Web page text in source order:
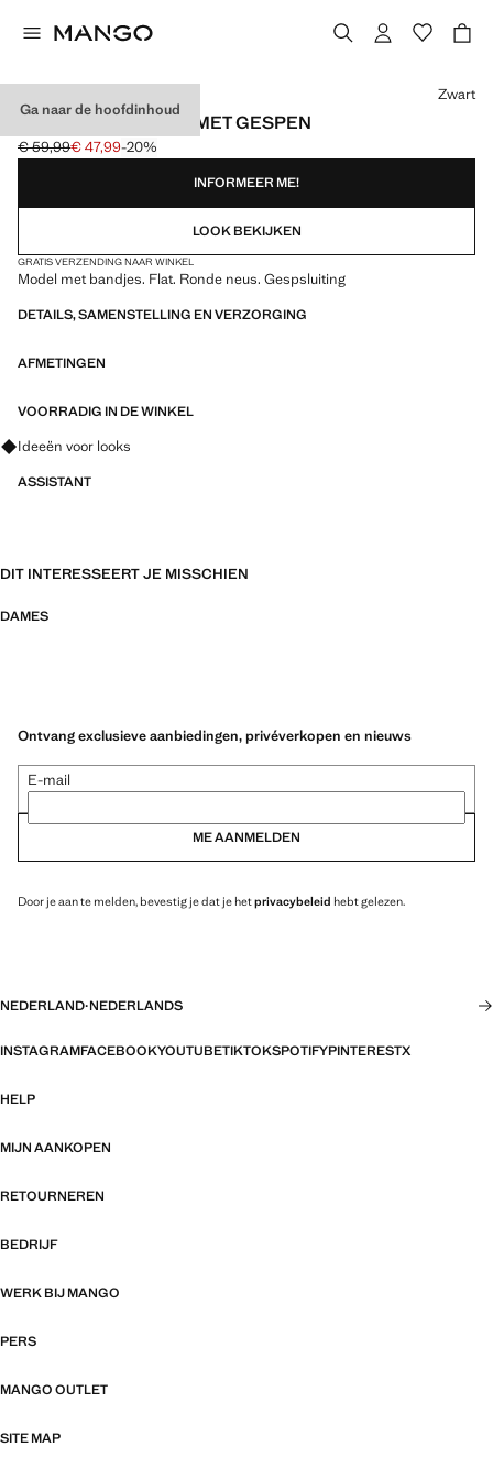
Ga naar de hoofdinhoud
BANDJESSANDAAL MET GESPEN
Oorspronkelijke prijs doorgehaald [€ 59,99 ]
€ 59,99
Huidige prijs [€ 47,99 ]
€ 47,99-20%
Kies een kleur
Zwart
INFORMEER ME!
LOOK BEKIJKEN
GRATIS VERZENDING NAAR WINKEL
Model met bandjes. Flat. Ronde neus. Gespsluiting
DETAILS, SAMENSTELLING EN VERZORGING
AFMETINGEN
VOORRADIG IN DE WINKEL
Vraag om outfitideeën, kledingstukken en trends
Ideeën voor looks
ASSISTANT
DIT INTERESSEERT JE MISSCHIEN
DAMES
Ontvang exclusieve aanbiedingen, privéverkopen en nieuws
E-mail
ME AANMELDEN
Door je aan te melden, bevestig je dat je hetprivacybeleid hebt gelezen.
NEDERLAND·NEDERLANDS
INSTAGRAMFACEBOOKYOUTUBETIKTOKSPOTIFYPINTERESTX
HELP
MIJN AANKOPEN
RETOURNEREN
BEDRIJF
WERK BIJ MANGO
PERS
MANGO OUTLET
SITE MAP